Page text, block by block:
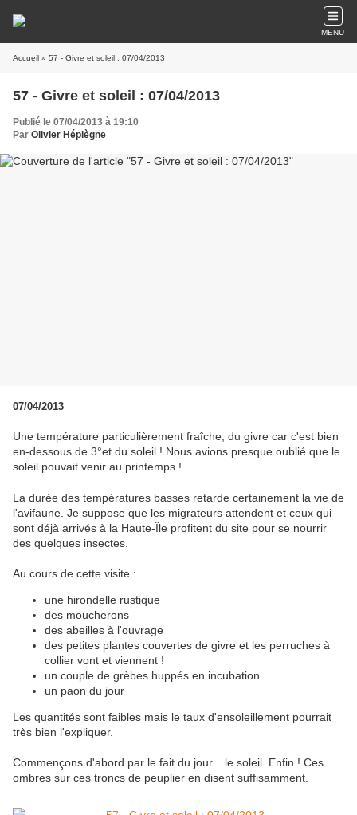
MENU
Accueil » 57 - Givre et soleil : 07/04/2013
57 - Givre et soleil : 07/04/2013
Publié le 07/04/2013 à 19:10
Par Olivier Hépiègne
07/04/2013
Une température particulièrement fraîche, du givre car c'est bien
en-dessous de 3°et du soleil ! Nous avions presque oublié que le
soleil pouvait venir au printemps !
La durée des températures basses retarde certainement la vie de
l'avifaune. Je suppose que les migrateurs attendent et ceux qui
sont déjà arrivés à la Haute-Île profitent du site pour se nourrir
des quelques insectes.
Au cours de cette visite :
une hirondelle rustique
des moucherons
des abeilles à l'ouvrage
des petites plantes couvertes de givre et les perruches à
collier vont et viennent !
un couple de grèbes huppés en incubation
un paon du jour
Les quantités sont faibles mais le taux d'ensoleillement pourrait
très bien l'expliquer.
Commençons d'abord par le fait du jour....le soleil. Enfin ! Ces
ombres sur ces troncs de peuplier en disent suffisamment.